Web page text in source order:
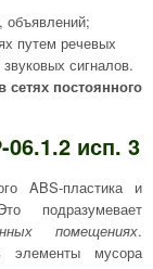
объявлений;
путем речевых
сигналов.
в сетях постоянного
исп. 3
ABS-пластика и
подразумевает
помещениях.
элементы мусора